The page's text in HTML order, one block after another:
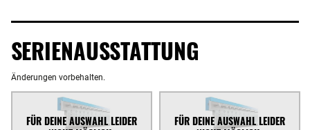
SERIENAUSSTATTUNG
Änderungen vorbehalten.